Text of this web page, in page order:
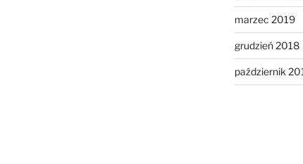
marzec 2019
grudzień 2018
październik